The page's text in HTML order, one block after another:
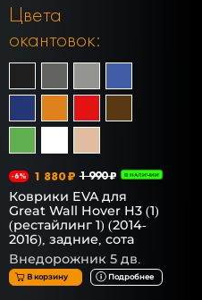
Цвета
окантовок:
-6% 1 880 ₽ 1 990 ₽ В НАЛИЧИИ
Коврики EVA для
Great Wall Hover H3 (1)
(рестайлинг 1) (2014-
2016), задние, сота
Внедорожник 5 дв.
В корзину Подробнее